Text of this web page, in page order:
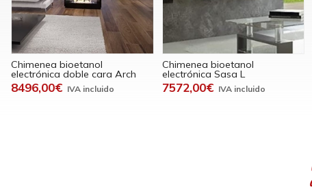
Chimenea bioetanol
electrónica doble cara Arch
8496,00€
Chimenea bioetanol
electrónica Sasa L
7572,00€